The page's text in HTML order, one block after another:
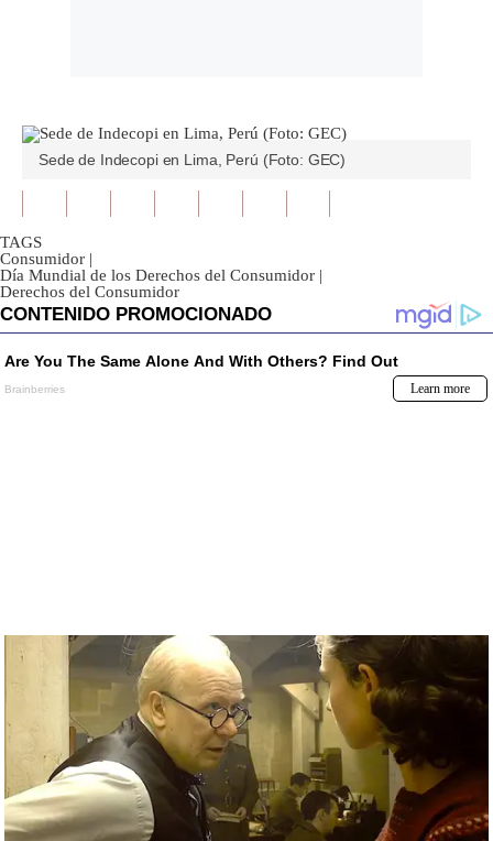
Sede de Indecopi en Lima, Perú (Foto: GEC)
TAGS
Consumidor |
Día Mundial de los Derechos del Consumidor |
Derechos del Consumidor